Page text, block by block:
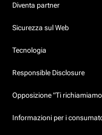
Diventa partner
Sicurezza sul Web
Tecnologia
Responsible Disclosure
Opposizione "Ti
Informazioni per i